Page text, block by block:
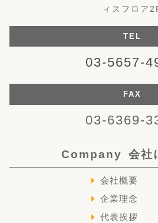
ィスフロア
TEL
03-5657-
FAX
03-6369-
Company 会社
会社概要
企業理念
代表挨拶